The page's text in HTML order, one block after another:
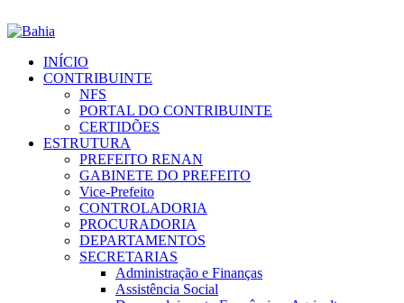
INÍCIO
CONTRIBUINTE
NFS
PORTAL DO CONTRIBUINTE
CERTIDÕES
ESTRUTURA
PREFEITO RENAN
GABINETE DO PREFEITO
Vice-Prefeito
CONTROLADORIA
PROCURADORIA
DEPARTAMENTOS
SECRETARIAS
Administração e Finanças
Assistência Social